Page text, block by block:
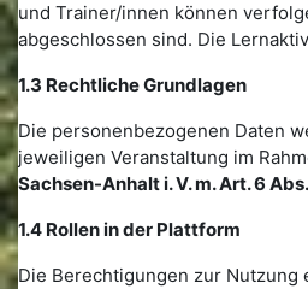
und Trainer/innen können
abgeschlossen sind. Die
1.3 Rechtliche Grundlagen
Die personenbezogenen Daten
jeweiligen Veranstaltung im
Sachsen-Anhalt i. V. m. Art. 6
1.4 Rollen in der Plattform
Die Berechtigungen zur